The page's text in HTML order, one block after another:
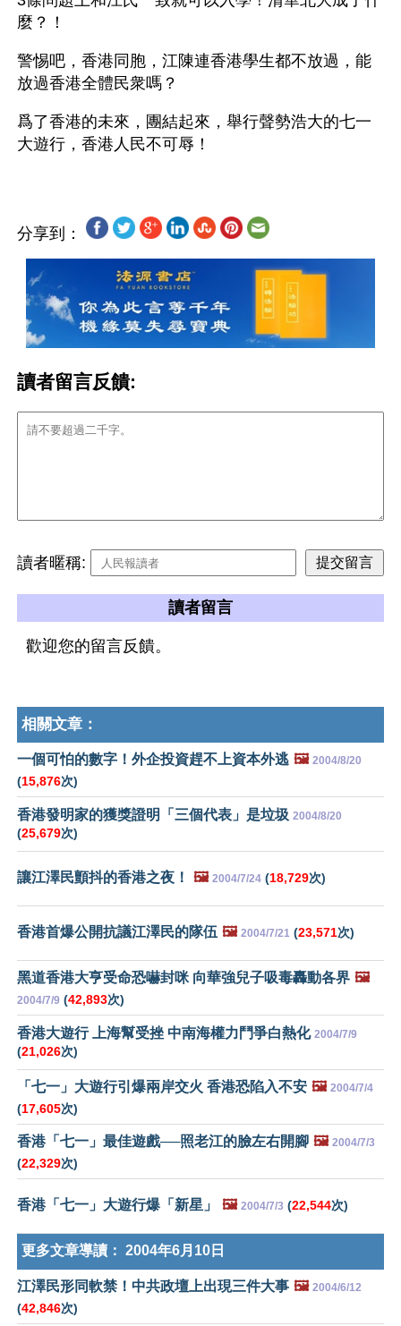
麼？！
警惕吧，香港同胞，江陳連香港學生都不放過，能
放過香港全體民衆嗎？
爲了香港的未來，團結起來，舉行聲勢浩大的七一
分享到：
讀者留言反饋:
讀者暱稱:
讀者留言
歡迎您的留言反饋。
相關文章：
一個可怕的數字！外企投資趕不上資本外逃 🖼️ 2004/8/20
(15,876次)
香港發明家的獲獎證明「三個代表」是垃圾 2004/8/20
(25,679次)
讓江澤民顫抖的香港之夜！ 🖼️ 2004/7/24 (18,729次)
香港首爆公開抗議江澤民的隊伍 🖼️ 2004/7/21 (23,571次)
黑道香港大亨受命恐嚇封咪 向華強兒子吸毒轟動各界 🖼️
2004/7/9 (42,893次)
香港大遊行 上海幫受挫 中南海權力鬥爭白熱化 2004/7/9
(21,026次)
「七一」大遊行引爆兩岸交火 香港恐陷入不安 🖼️ 2004/7/4
(17,605次)
香港「七一」最佳遊戲──照老江的臉左右開腳 🖼️ 2004/7/3
(22,329次)
香港「七一」大遊行爆「新星」 🖼️ 2004/7/3 (22,544次)
更多文章導讀： 2004年6月10日
江澤民形同軟禁！中共政壇上出現三件大事 🖼️ 2004/6/12
(42,846次)